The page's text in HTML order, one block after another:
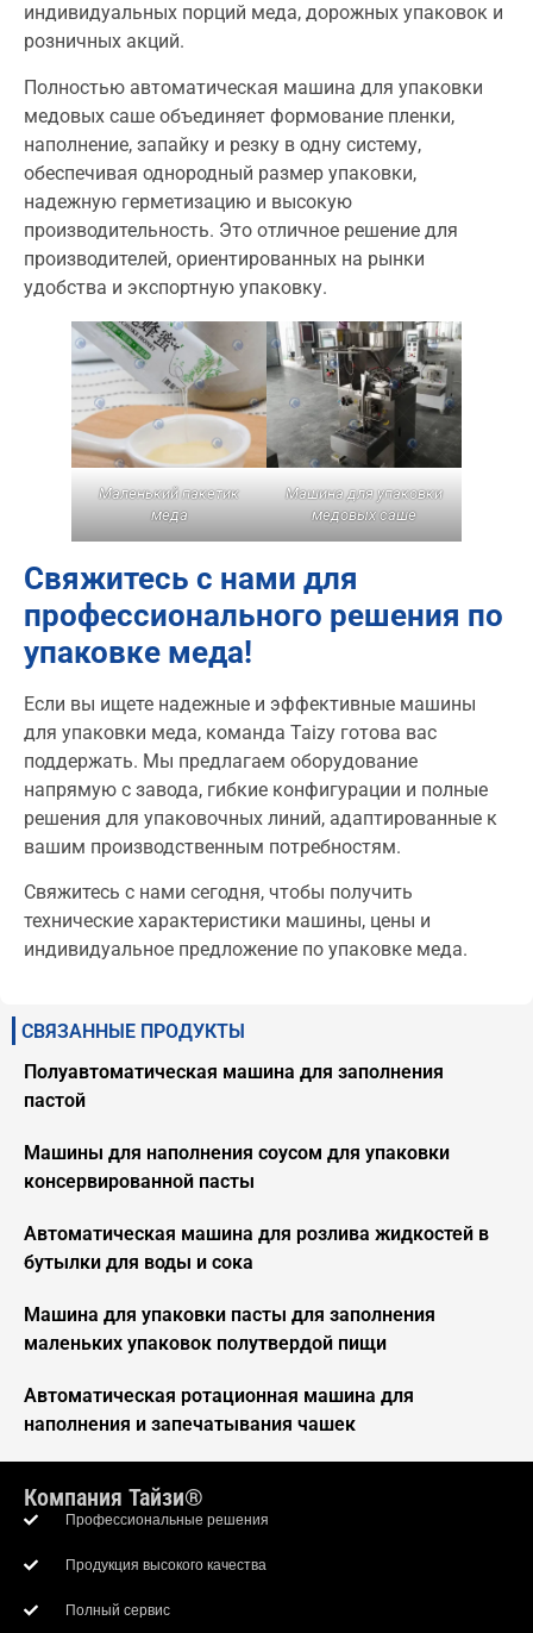
индивидуальных порций меда, дорожных упаковок и
розничных акций.
Полностью автоматическая машина для упаковки
медовых саше объединяет формование пленки,
наполнение, запайку и резку в одну систему,
обеспечивая однородный размер упаковки,
надежную герметизацию и высокую
производительность. Это отличное решение для
производителей, ориентированных на рынки
удобства и экспортную упаковку.
Маленький пакетик
меда
Машина для упаковки
медовых саше
Свяжитесь с нами для
профессионального решения по
упаковке меда!
Если вы ищете надежные и эффективные машины
для упаковки меда, команда Taizy готова вас
поддержать. Мы предлагаем оборудование
напрямую с завода, гибкие конфигурации и полные
решения для упаковочных линий, адаптированные к
вашим производственным потребностям.
Свяжитесь с нами сегодня, чтобы получить
технические характеристики машины, цены и
индивидуальное предложение по упаковке меда.
СВЯЗАННЫЕ ПРОДУКТЫ
Полуавтоматическая машина для заполнения
пастой
Машины для наполнения соусом для упаковки
консервированной пасты
Автоматическая машина для розлива жидкостей в
бутылки для воды и сока
Машина для упаковки пасты для заполнения
маленьких упаковок полутвердой пищи
Автоматическая ротационная машина для
наполнения и запечатывания чашек
Компания Тайзи®
Профессиональные решения
Продукция высокого качества
Полный сервис